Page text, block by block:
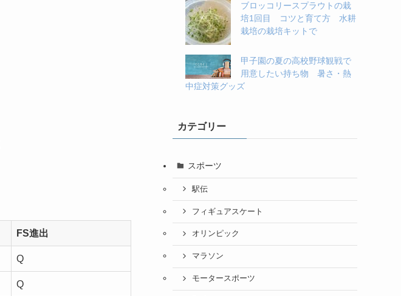
FS進出
Q
Q
ブロッコリースプラウトの栽
培1回目 コツと育て方 水耕
栽培の栽培キットで
甲子園の夏の高校野球観戦で
用意したい持ち物 暑さ・熱
中症対策グッズ
カテゴリー
スポーツ
駅伝
フィギュアスケート
オリンピック
マラソン
モータースポーツ